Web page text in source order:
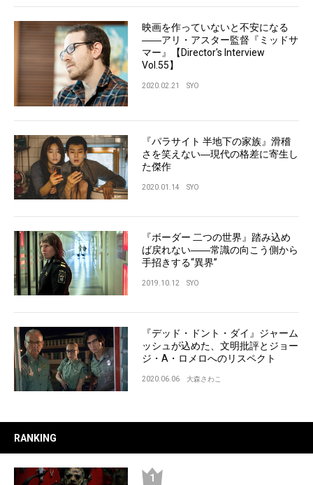
映画を作っていないと不安になる
――アリ・アスター監督『ミッドサ
マー』【Director's Interview
Vol.55】
2020.02.21 SYO
『パラサイト 半地下の家族』滑稽
さを笑えない―現代の格差に寄生し
た傑作
2020.01.14 SYO
『ボーダー 二つの世界』踏み込め
ば戻れない――常識の向こう側から
手招きする“異界”
2019.10.12 SYO
『デッド・ドント・ダイ』ジャーム
ッシュが込めた、文明批評とジョー
ジ・A・ロメロへのリスペクト
2020.06.06 大森さわこ
RANKING